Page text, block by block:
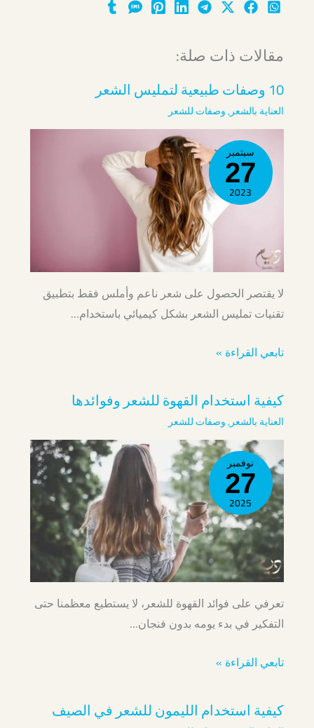
مقالات ذات صلة:
10 وصفات طبيعية لتمليس الشعر
العناية بالشعر,وصفات للشعر
سبتمبر
27
2023
لا يقتصر الحصول على شعر ناعم وأملس فقط بتطبيق
تقنيات تمليس الشعر بشكل كيميائي باستخدام…
تابعي القراءة »
كيفية استخدام القهوة للشعر وفوائدها
العناية بالشعر,وصفات للشعر
نوفمبر
27
2025
تعرفي على فوائد القهوة للشعر، لا يستطيع معظمنا حتى
التفكير في بدء يومه بدون فنجان…
تابعي القراءة »
كيفية استخدام الليمون للشعر في الصيف